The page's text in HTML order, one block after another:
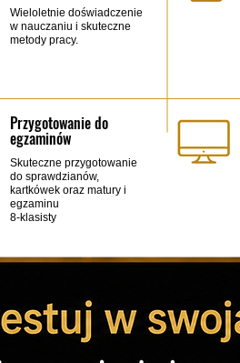
Wieloletnie doświadczenie
w nauczaniu i skuteczne
metody pracy.
Przygotowanie do
egzaminów
​Skuteczne przygotowanie
do sprawdzianów,
kartkówek oraz matury i
egzaminu
8-klasisty